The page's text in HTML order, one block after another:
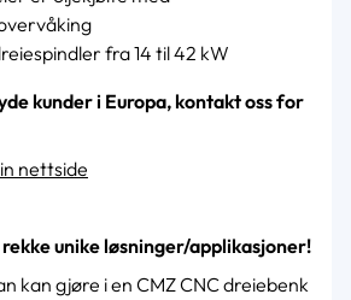
fra 14 til 42 kW
kunder i Europa, kontakt oss for
nettside
unike løsninger/applikasjoner!
kan gjøre i en CMZ CNC dreiebenk